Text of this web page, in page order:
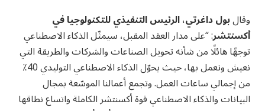
وقالبول داغرتي، الرئيس التنفيذي للتكنولوجيا في
أكسنتشر: “على مدار العقد المقبل، سيمثّل الذكاء الاصطناعي
توجهًا هائلًا من شأنه تحويل الصناعات والشركات والطريقة التي
نعيش ونعمل بها، حيث يحوّل الذكاء الاصطناعي التوليدي 40٪
من إجمالي ساعات العمل. وتجمع أعمالنا الموسّعة بمجال
البيانات والذكاء الاصطناعي قوة أكسنتشر الكاملة واتساع نطاقها